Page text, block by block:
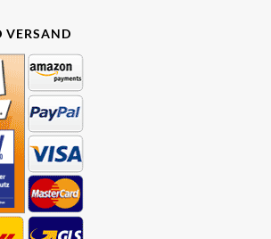
VERSAND